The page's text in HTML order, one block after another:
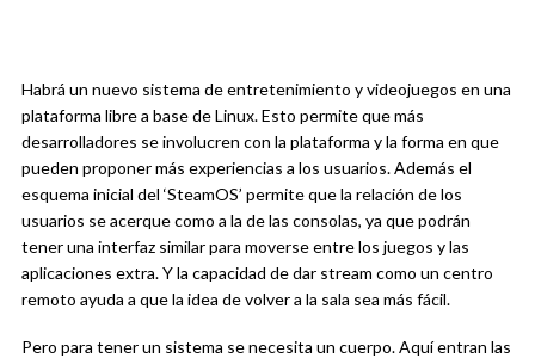
Habrá un nuevo sistema de entretenimiento y videojuegos en una
plataforma libre a base de Linux. Esto permite que más
desarrolladores se involucren con la plataforma y la forma en que
pueden proponer más experiencias a los usuarios. Además el
esquema inicial del ‘SteamOS’ permite que la relación de los
usuarios se acerque como a la de las consolas, ya que podrán
tener una interfaz similar para moverse entre los juegos y las
aplicaciones extra. Y la capacidad de dar stream como un centro
remoto ayuda a que la idea de volver a la sala sea más fácil.
Pero para tener un sistema se necesita un cuerpo. Aquí entran las